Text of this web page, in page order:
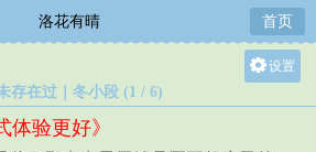
洛花有晴 首页
设置
存在过｜冬小段 (1 / 6)
体验更好》